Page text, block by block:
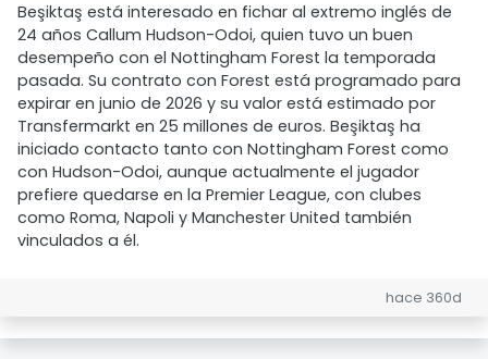
Beşiktaş está interesado en fichar al extremo inglés de
24 años Callum Hudson-Odoi, quien tuvo un buen
desempeño con el Nottingham Forest la temporada
pasada. Su contrato con Forest está programado para
expirar en junio de 2026 y su valor está estimado por
Transfermarkt en 25 millones de euros. Beşiktaş ha
iniciado contacto tanto con Nottingham Forest como
con Hudson-Odoi, aunque actualmente el jugador
prefiere quedarse en la Premier League, con clubes
como Roma, Napoli y Manchester United también
vinculados a él.
hace 360d